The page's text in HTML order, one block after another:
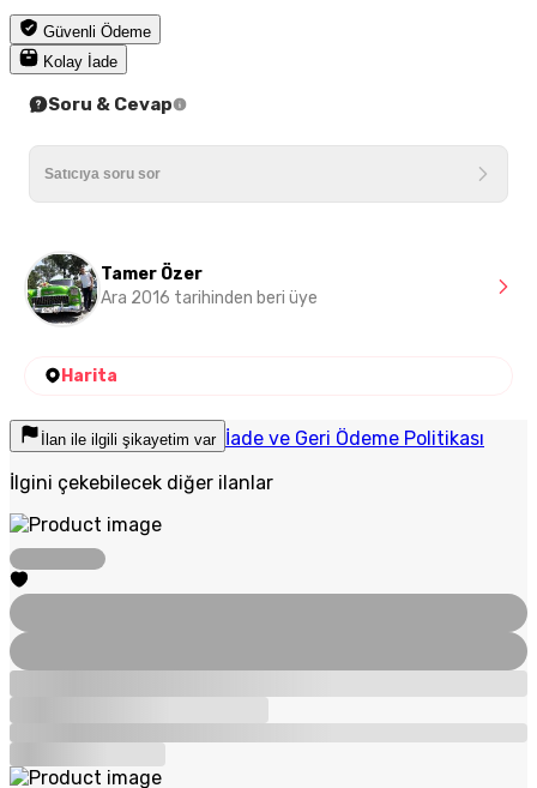
Güvenli Ödeme
Kolay İade
Soru & Cevap
Tamer Özer
Ara 2016 tarihinden beri üye
Harita
İlan ile ilgili şikayetim var İade ve Geri Ödeme Politikası
İlgini çekebilecek diğer ilanlar